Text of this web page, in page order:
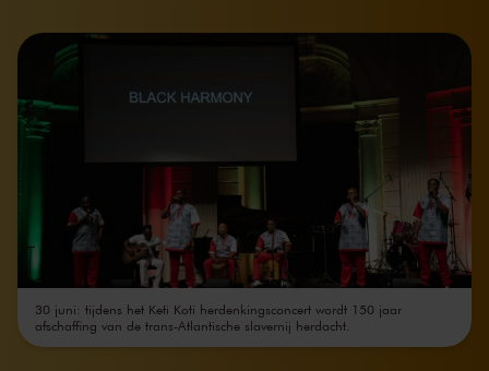
30 juni: tijdens het Keti Koti herdenkingsconcert wordt 150 jaar
afschaffing van de trans-Atlantische slavernij herdacht.